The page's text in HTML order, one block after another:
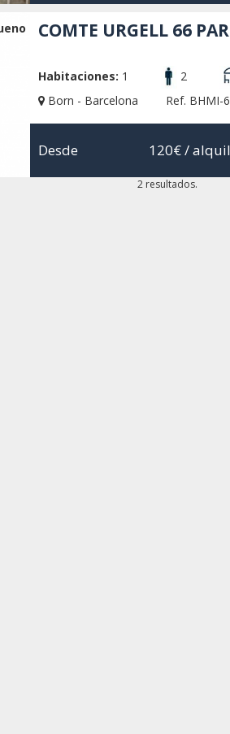
COMTE URGELL 66
Habitaciones: 1 2
Born - Barcelona
Ref. BHMI-
Desde 120€/
2 resultados.